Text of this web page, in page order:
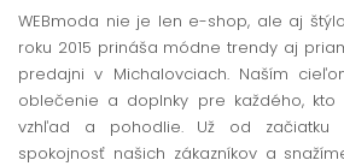
WEBmoda nie je len e-shop, ale aj
roku 2015 prináša módne trendy aj
predajni v Michalovciach. Naším
oblečenie a doplnky pre každého,
vzhľad a pohodlie. Už od začiatku
spokojnosť našich zákazníkov a